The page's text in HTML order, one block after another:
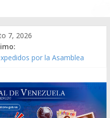
7, 2026
por la Asamblea
año CXXXIII Mes V,
38.394